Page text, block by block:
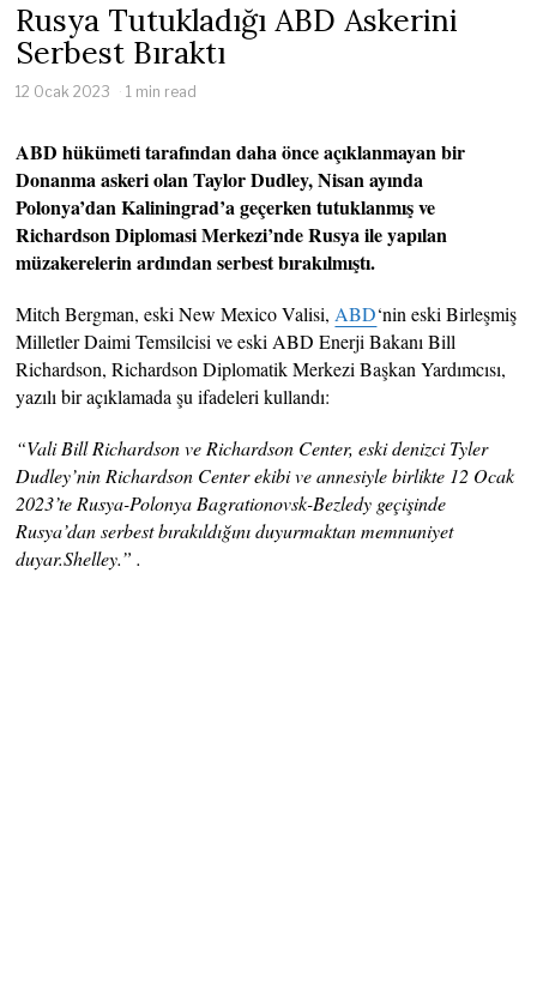
Rusya Tutukladığı ABD Askerini
Serbest Bıraktı
12 Ocak 2023 1 min read
ABD hükümeti tarafından daha önce açıklanmayan bir
Donanma askeri olan Taylor Dudley, Nisan ayında
Polonya’dan Kaliningrad’a geçerken tutuklanmış ve
Richardson Diplomasi Merkezi’nde Rusya ile yapılan
müzakerelerin ardından serbest bırakılmıştı.
Mitch Bergman, eski New Mexico Valisi, ABD‘nin eski Birleşmiş
Milletler Daimi Temsilcisi ve eski ABD Enerji Bakanı Bill
Richardson, Richardson Diplomatik Merkezi Başkan Yardımcısı,
yazılı bir açıklamada şu ifadeleri kullandı:
“Vali Bill Richardson ve Richardson Center, eski denizci Tyler
Dudley’nin Richardson Center ekibi ve annesiyle birlikte 12 Ocak
2023’te Rusya-Polonya Bagrationovsk-Bezledy geçişinde
Rusya’dan serbest bırakıldığını duyurmaktan memnuniyet
duyar.Shelley.” .